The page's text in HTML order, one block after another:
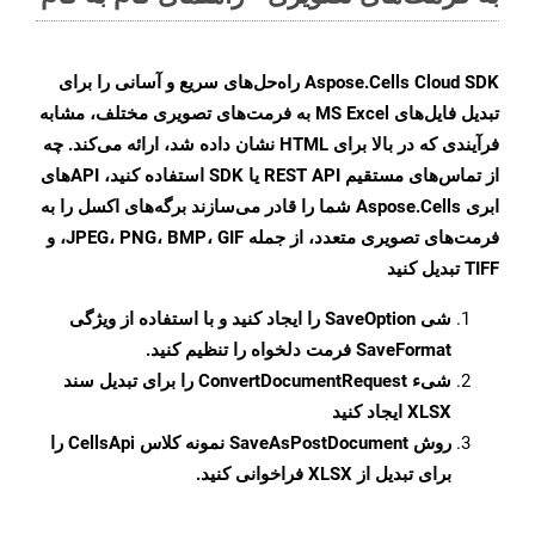
Aspose.Cells Cloud SDK راه‌حل‌های سریع و آسانی را برای
تبدیل فایل‌های MS Excel به فرمت‌های تصویری مختلف، مشابه
فرآیندی که در بالا برای HTML نشان داده شد، ارائه می‌کند. چه
از تماس‌های مستقیم REST API یا SDK استفاده کنید، APIهای
ابری Aspose.Cells شما را قادر می‌سازند برگه‌های اکسل را به
فرمت‌های تصویری متعدد، از جمله JPEG، PNG، BMP، GIF، و
TIFF تبدیل کنید
شی SaveOption را ایجاد کنید و با استفاده از ویژگی
SaveFormat فرمت دلخواه را تنظیم کنید.
شیء ConvertDocumentRequest را برای تبدیل سند
XLSX ایجاد کنید
روش SaveAsPostDocument
نمونه کلاس CellsApi را
برای تبدیل از XLSX فراخوانی کنید.